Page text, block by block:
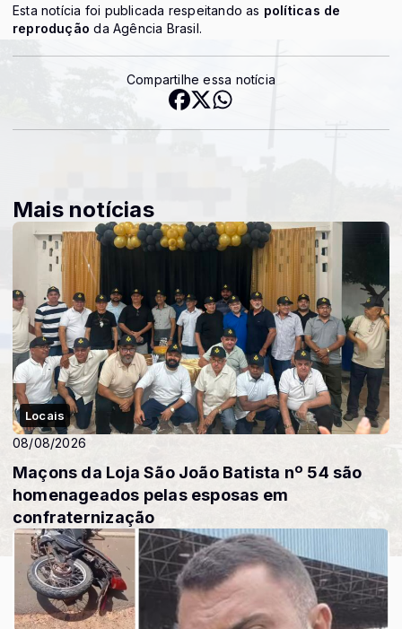
Esta notícia foi publicada respeitando as políticas de
reprodução da Agência Brasil.
Compartilhe essa notícia
Mais notícias
Locais
08/08/2026
Maçons da Loja São João Batista nº 54 são
homenageados pelas esposas em
confraternização